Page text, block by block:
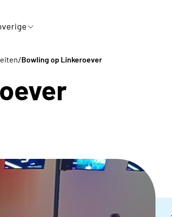
/Bowling op Linkeroever